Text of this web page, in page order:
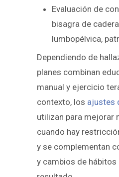
Evaluación de
bisagra de
lumbopélvica,
Dependiendo de
planes combinan
manual y ejercicio
contexto, los ajustes
utilizan para mejorar
cuando hay
y se complementan
y cambios de hábitos